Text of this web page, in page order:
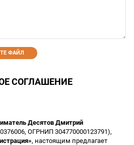
ФАЙЛ
СОГЛАШЕНИЕ
Десятов Дмитрий
ОГРНИП 304770000123791),
, настоящим предлагает